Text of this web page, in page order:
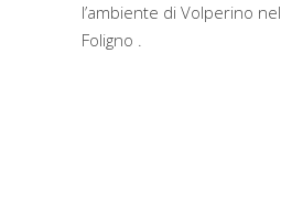
l’ambiente di Volperino
Foligno .